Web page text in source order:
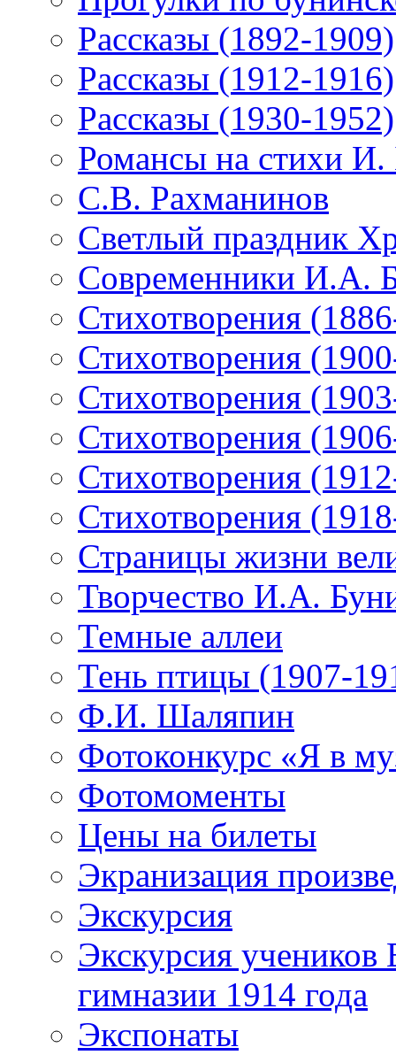
Рассказы (1892-1909)
Рассказы (1912-1916)
Рассказы (1930-1952)
Романсы на стихи И.
С.В. Рахманинов
Светлый праздник
Современники И.А.
Стихотворения
Стихотворения
Стихотворения
Стихотворения
Стихотворения
Стихотворения
Страницы жизни
Творчество И.А.
Темные аллеи
Тень птицы (1907-
Ф.И. Шаляпин
Фотоконкурс «Я в
Фотомоменты
Цены на билеты
Экранизация
Экскурсия
Экскурсия
гимназии 1914 года
Экспонаты